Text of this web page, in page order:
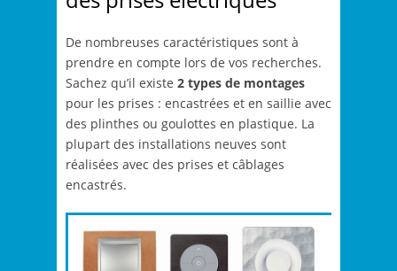
De nombreuses caractéristiques sont à
prendre en compte lors de vos recherches.
Sachez qu’il existe 2 types de montages
pour les prises : encastrées et en saillie avec
des plinthes ou goulottes en plastique. La
plupart des installations neuves sont
réalisées avec des prises et câblages
encastrés.